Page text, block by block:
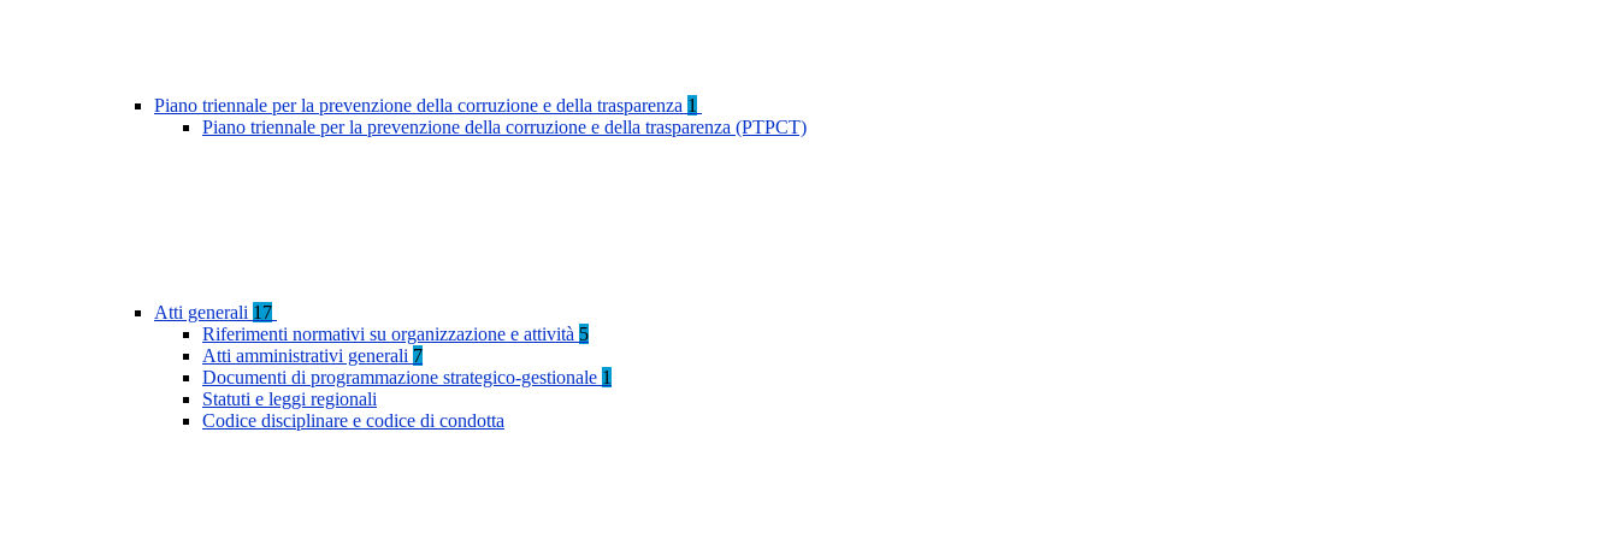
Piano triennale per la prevenzione della corruzione e della trasparenza 1
Piano triennale per la prevenzione della corruzione e della trasparenza (PTPCT)
Atti generali 17
Riferimenti normativi su organizzazione e attività 5
Atti amministrativi generali 7
Documenti di programmazione strategico-gestionale 1
Statuti e leggi regionali
Codice disciplinare e codice di condotta